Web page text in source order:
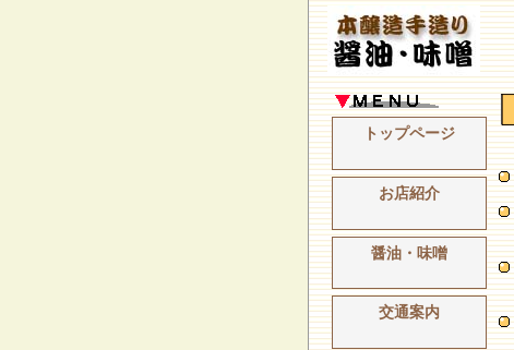
トップページ
お店紹介
醤油・味噌
交通案内